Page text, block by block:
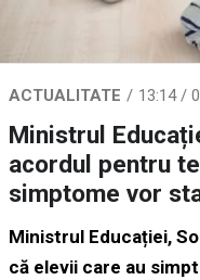
ACTUALITATE 13:14 /
Ministrul
acordul pentru
simptome vor
Ministrul Educației,
că elevii care au